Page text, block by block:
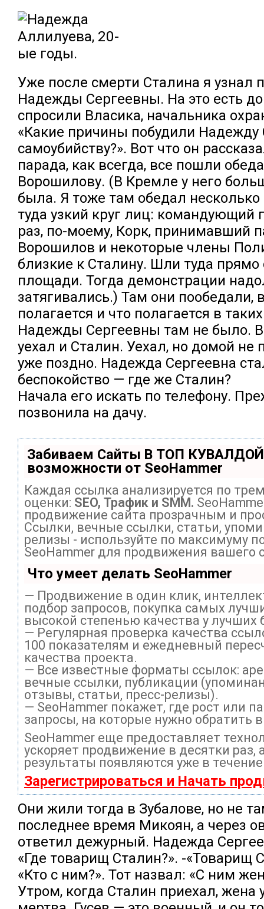
Уже после смерти Сталина я узнал
Надежды Сергеевны. На это есть
спросили Власика, начальника
«Какие причины побудили Надежду
самоубийству?». Вот что он
парада, как всегда, все пошли
Ворошилову. (В Кремле у него
была. Я тоже там обедал
туда узкий круг лиц: командующий
раз, по-моему, Корк, принимавший
Ворошилов и некоторые члены
близкие к Сталину. Шли туда прямо
площади. Тогда демонстрации
затягивались.) Там они пообедали,
полагается и что полагается в
Надежды Сергеевны там не было.
уехал и Сталин. Уехал, но домой не
уже поздно. Надежда Сергеевна
беспокойство — где же Сталин?
Начала его искать по телефону.
позвонила на дачу.
Забиваем Сайты В ТОП
возможности от SeoHammer
Каждая ссылка анализируется по
оценки: SEO, Трафик и SMM.
продвижение сайта прозрачным и
Ссылки, вечные ссылки, статьи,
релизы - используйте по максимуму
SeoHammer для продвижения вашего
Что умеет делать SeoHammer
— Продвижение в один клик,
подбор запросов, покупка самых
высокой степенью качества у лучших
— Регулярная проверка качества
100 показателям и ежедневный
качества проекта.
— Все известные форматы ссылок:
вечные ссылки, публикации
отзывы, статьи, пресс-релизы).
— SeoHammer покажет, где рост или
запросы, на которые нужно обратить
SeoHammer еще предоставляет
ускоряет продвижение в десятки раз,
результаты появляются уже в
Зарегистрироваться и Начать
Они жили тогда в Зубалове, но не
последнее время Микоян, а через
ответил дежурный. Надежда
«Где товарищ Сталин?». -«Товарищ
«Кто с ним?». Тот назвал: «С ним
Утром, когда Сталин приехал, жена